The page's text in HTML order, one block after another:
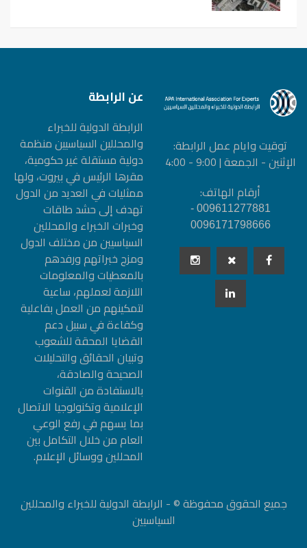
توقيت وايام عمل الرابطة:
الإثنين - الجمعة | 9:00 - 4:00
أرقام الهاتف:
009611277881 -
0096171798666
عن الرابطة
الرابطة الدولیة للخبراء
والمحللین السیاسیین منظمة
دولیة مستقلة غیر حكومیة،
مقرها الرئيس في بيروت، ولها
ممثليات في العديد من الدول
تهدف إلى حشد طاقات
وخبرات الخبراء والمحللين
السياسيين من مختلف الدول
ومزج خبراتهم ورفدهم
بالمعطيات والمعلومات
اللازمة لعملهم، ساعية
لتمكينهم من العمل بفاعلية
وكفاءة في سبيل دعم
القضايا المحقة للشعوب
وتبيان الحقائق والتحليلات
الصحيحة والصادقة،
بالاستفادة من القنوات
الإعلامية وتكنولوجيا الاتصال
بما يسهم في رفع الوعي
العام من خلال التكامل بين
المحللين ووسائل الإعلام.
جميع الحقوق محفوظة © - الرابطة الدولية للخبراء والمحللين
السياسيين